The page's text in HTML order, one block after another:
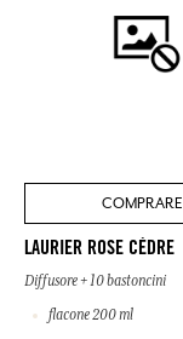
COMPRARE
LAURIER ROSE CÈDRE
Diffusore + 10 bastoncini
flacone 200 ml